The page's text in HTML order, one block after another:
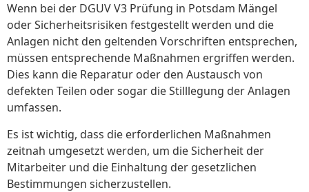
Wenn bei der DGUV V3 Prüfung in Potsdam Mängel
oder Sicherheitsrisiken festgestellt werden und die
Anlagen nicht den geltenden Vorschriften entsprechen,
müssen entsprechende Maßnahmen ergriffen werden.
Dies kann die Reparatur oder den Austausch von
defekten Teilen oder sogar die Stilllegung der Anlagen
umfassen.
Es ist wichtig, dass die erforderlichen Maßnahmen
zeitnah umgesetzt werden, um die Sicherheit der
Mitarbeiter und die Einhaltung der gesetzlichen
Bestimmungen sicherzustellen.